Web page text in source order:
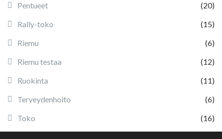
Pentueet
(20)
Rally-toko
(15)
Riemu
(6)
Riemu testaa
(12)
Ruokinta
(11)
Terveydenhoito
(6)
Toko
(16)